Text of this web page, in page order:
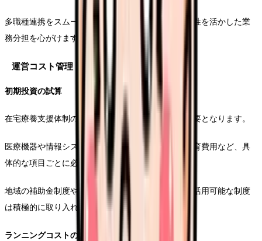
多職種連携をスムーズに進めるため、各職種の専門性を活かした業
務分担を心がけます。
運営コスト管理
初期投資の試算
在宅療養支援体制の構築には、相応の初期投資が必要となります。
医療機器や情報システムの導入費用、人材採用・教育費用など、具
体的な項目ごとに必要経費を算出します。
地域の補助金制度や助成金についても情報収集し、活用可能な制度
は積極的に取り入れることを検討します。
ランニングコストの管理